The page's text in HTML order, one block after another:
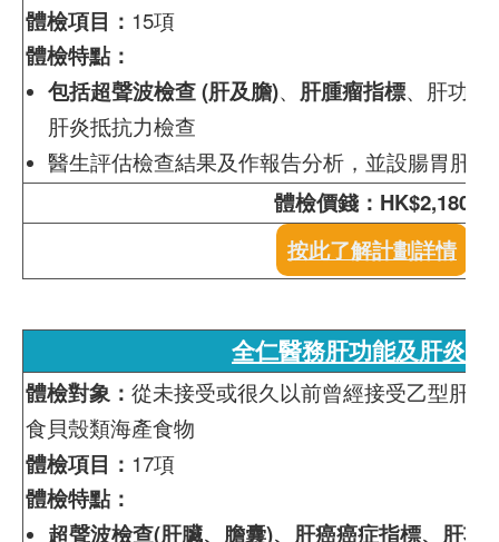
體檢項目： 15項
體檢特點：
包括超聲波檢查 (肝及膽)、 肝腫瘤指標、肝功能
肝炎抵抗力檢查
醫生評估檢查結果及作報告分析，並設腸胃肝
體檢價錢：HK$2,180
按此了解計劃詳情
全仁醫務肝功能及肝炎檢
體檢對象： 從未接受或很久以前曾經接受乙型肝
食貝殼類海產食物
體檢項目： 17項
體檢特點：
超聲波檢查(肝臟、膽囊)、肝癌癌症指標、肝功